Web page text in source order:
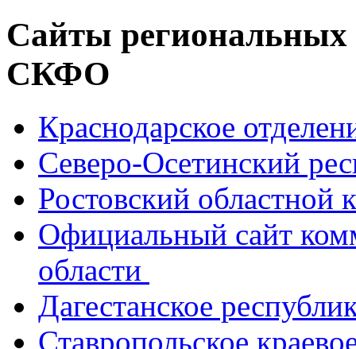
Сайты
СКФО
Краснодарское
Северо-Осетинский
Ростовский
Официальный сайт
области
Дагестанское
Ставропольское